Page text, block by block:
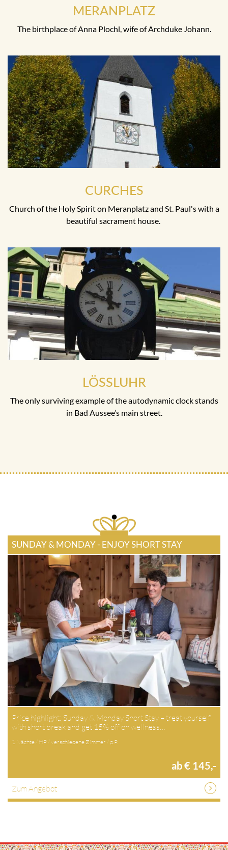
MERANPLATZ
The birthplace of Anna Plochl, wife of Archduke Johann.
CURCHES
Church of the Holy Spirit on Meranplatz and St. Paul's with a
beautiful sacrament house.
LÖSSLUHR
The only surviving example of the autodynamic clock stands
in Bad Aussee’s main street.
SUNDAY & MONDAY - ENJOY SHORT STAY
Price highlight: Sunday & Monday Short Stay – treat yourself
with short break and get 15% off on wellness…
1 Nächte / HP / verschiedene Zimmer / p.P.
ab € 145,-
Zum Angebot